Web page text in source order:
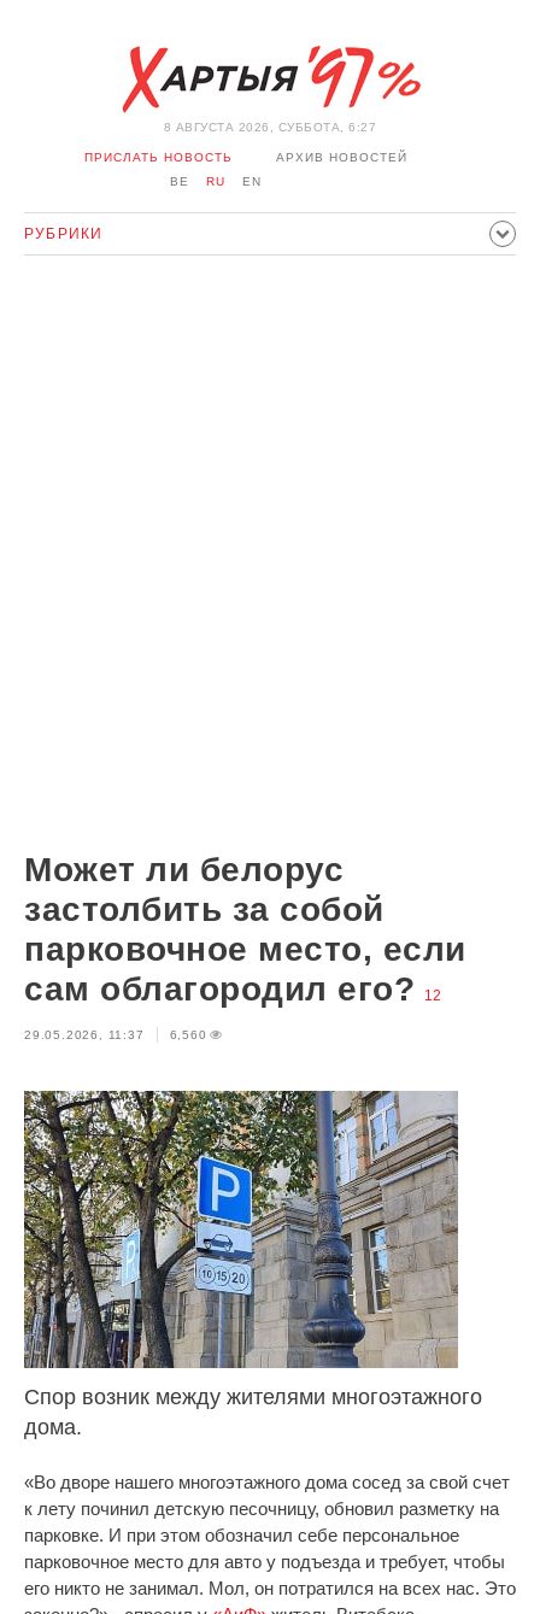
8 АВГУСТА 2026, СУББОТА, 6:27
ПРИСЛАТЬ НОВОСТЬ
АРХИВ НОВОСТЕЙ
BE
RU EN
РУБРИКИ
Может ли белорус
застолбить за собой
парковочное место, если
сам облагородил его?
12
29.05.2026, 11:37 6,560
Спор возник между жителями многоэтажного
дома.
«Во дворе нашего многоэтажного дома сосед за свой счет
к лету починил детскую песочницу, обновил разметку на
парковке. И при этом обозначил себе персональное
парковочное место для авто у подъезда и требует, чтобы
его никто не занимал. Мол, он потратился на всех нас. Это